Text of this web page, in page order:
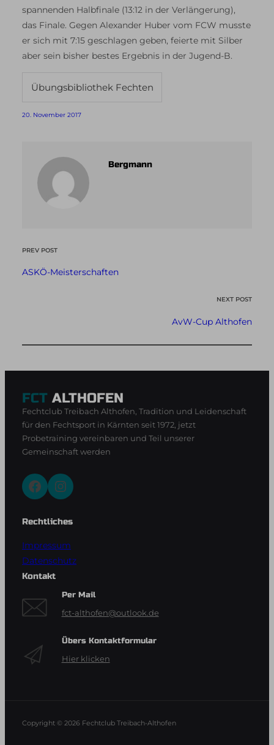
spannenden Halbfinale (13:12 in der Verlängerung),
das Finale. Gegen Alexander Huber vom FCW musste
er sich mit 7:15 geschlagen geben, feierte mit Silber
aber sein bisher bestes Ergebnis in der Jugend-B.
Übungsbibliothek Fechten
20. November 2017
Bergmann
PREV POST
ASKÖ-Meisterschaften
NEXT POST
AvW-Cup Althofen
FCT ALTHOFEN
Fechtclub Treibach Althofen, Tradition und Leidenschaft
für den Fechtsport in Kärnten seit 1972, jetzt
Probetraining vereinbaren und Teil unserer
Gemeinschaft werden
Facebook Instagram
Rechtliches
Impressum
Datenschutz
Kontakt
Per Mail
fct-althofen@outlook.de
Übers Kontaktformular
Hier klicken
Copyright © 2026 Fechtclub Treibach-Althofen